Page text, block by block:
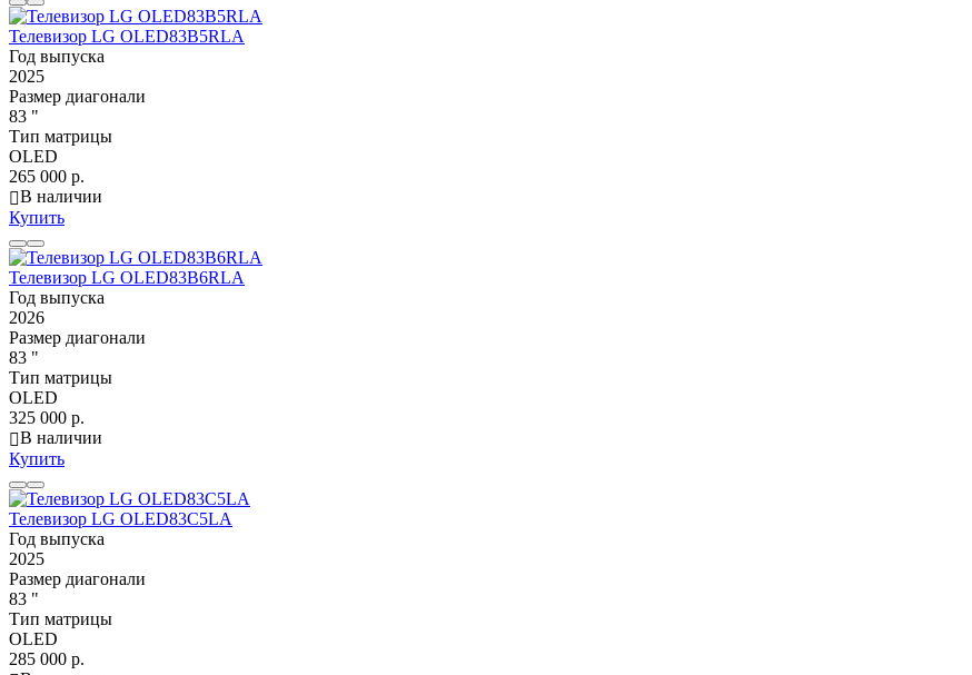
Телевизор LG OLED83B5RLA
Год выпуска
2025
Размер диагонали
83 "
Тип матрицы
OLED
265 000 р.
В наличии
Купить
Телевизор LG OLED83B6RLA
Год выпуска
2026
Размер диагонали
83 "
Тип матрицы
OLED
325 000 р.
В наличии
Купить
Телевизор LG OLED83C5LA
Год выпуска
2025
Размер диагонали
83 "
Тип матрицы
OLED
285 000 р.